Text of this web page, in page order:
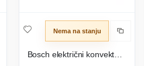
Nema na stanju